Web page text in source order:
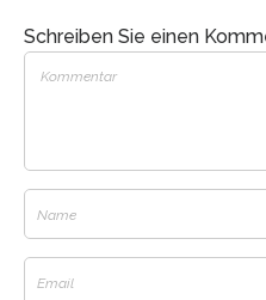
Schreiben Sie einen